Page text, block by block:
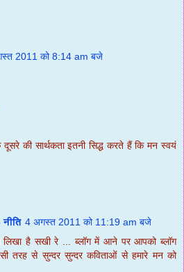
2011 को 8:14 am बजे
की सार्थकता इतनी सिद्ध करते हैं कि मन स्वयं
4 अगस्त 2011 को 11:19 am बजे
लिखा है सखी रे ... ब्लॉग में आने पर आपको ब्लॉग
तरह से सुन्दर सुन्दर कविताओं से हमारे मन को